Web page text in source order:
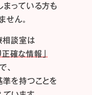
っている方も
せん。
相談室は
正確な情報」
、
を持つことを